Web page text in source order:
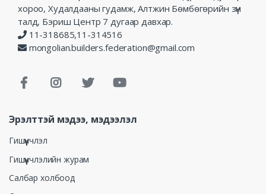
хороо, Худалдааны гудамж, Алтжин Бөмбөгөрийн зүүн
талд, Бэриш Центр 7 дугаар давхар.
11-318685,11-314516
mongolian.builders.federation@gmail.com
Эрэлттэй мэдээ, мэдээлэл
Гишүүнчлэл
Гишүүнчлэлийн журам
Салбар холбоод